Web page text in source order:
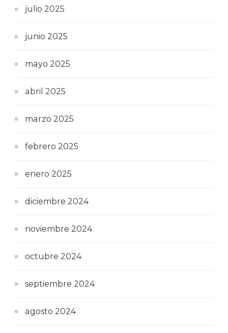
julio 2025
junio 2025
mayo 2025
abril 2025
marzo 2025
febrero 2025
enero 2025
diciembre 2024
noviembre 2024
octubre 2024
septiembre 2024
agosto 2024